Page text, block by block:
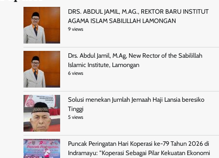
DRS. ABDUL JAMIL, M.AG., REKTOR BARU INSTITUT
AGAMA ISLAM SABILILLAH LAMONGAN
9 views
Drs. Abdul Jamil, M.Ag, New Rector of the Sabilillah
Islamic Institute, Lamongan
6 views
Solusi menekan Jumlah Jemaah Haji Lansia beresiko
Tinggi
5 views
Puncak Peringatan Hari Koperasi ke-79 Tahun 2026 di
Indramayu: “Koperasi Sebagai Pilar Kekuatan Ekonomi